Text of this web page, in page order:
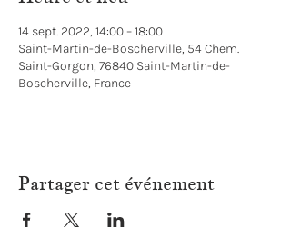
14 sept. 2022, 14:00 – 18:00
Saint-Martin-de-Boscherville, 54 Chem.
Saint-Gorgon, 76840 Saint-Martin-de-
Boscherville, France
Partager cet événement